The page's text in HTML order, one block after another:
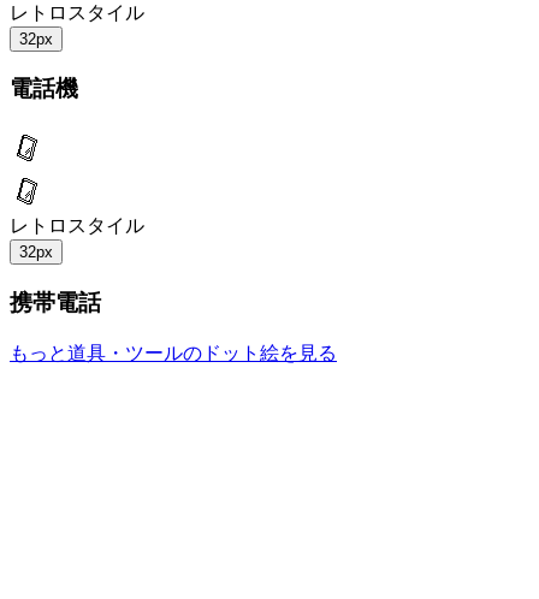
レトロスタイル
32px
電話機
レトロスタイル
32px
携帯電話
もっと道具・ツールのドット絵を見る